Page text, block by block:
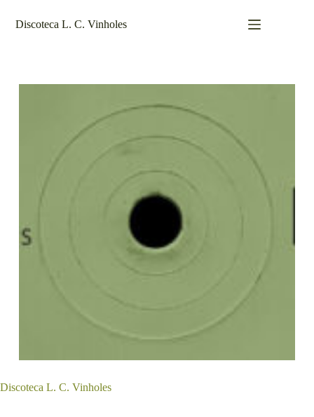
para
Discoteca L. C. Vinholes
Discoteca L. C. Vinholes